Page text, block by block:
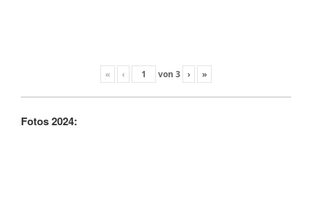
« ‹ von 3 › »
Fotos 2024: